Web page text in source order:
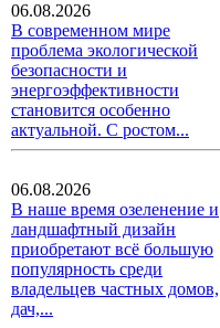
06.08.2026
В современном мире
проблема экологической
безопасности и
энергоэффективности
становится особенно
актуальной. С ростом...
06.08.2026
В наше время озеленение и
ландшафтный дизайн
приобретают всё большую
популярность среди
владельцев частных домов,
дач,...